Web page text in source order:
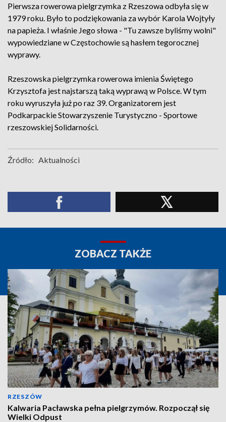
Pierwsza rowerowa pielgrzymka z Rzeszowa odbyła się w
1979 roku. Było to podziękowania za wybór Karola Wojtyły
na papieża. I właśnie Jego słowa - "Tu zawsze byliśmy wolni"
wypowiedziane w Częstochowie są hasłem tegorocznej
wyprawy.
Rzeszowska pielgrzymka rowerowa imienia Świętego
Krzysztofa jest najstarszą taką wyprawą w Polsce. W tym
roku wyruszyła już po raz 39. Organizatorem jest
Podkarpackie Stowarzyszenie Turystyczno - Sportowe
rzeszowskiej Solidarności.
Źródło: Aktualności
ZOBACZ TAKŻE
RZESZÓW
Kalwaria Pacławska pełna pielgrzymów. Rozpoczął się
Wielki Odpust